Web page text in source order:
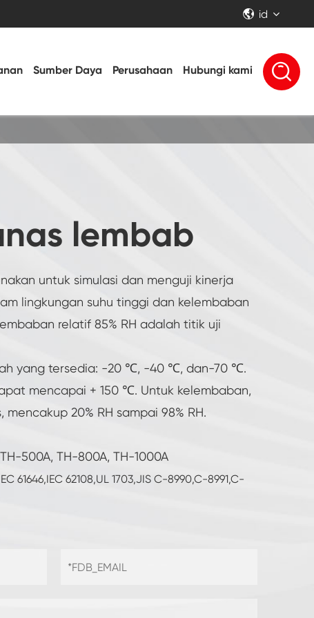
 id
Sumber Daya Perusahaan Hubungi kami 
lembab
untuk simulasi dan menguji kinerja
lingkungan suhu tinggi dan kelembaban
relatif 85% RH adalah titik uji
yang tersedia: -20 ℃, -40 ℃, dan-70 ℃.
mencapai + 150 ℃. Untuk kelembaban,
20% RH sampai 98% RH.
500A, TH-800A, TH-1000A
61646,IEC 62108,UL 1703,JIS C-8990,C-8991,C-